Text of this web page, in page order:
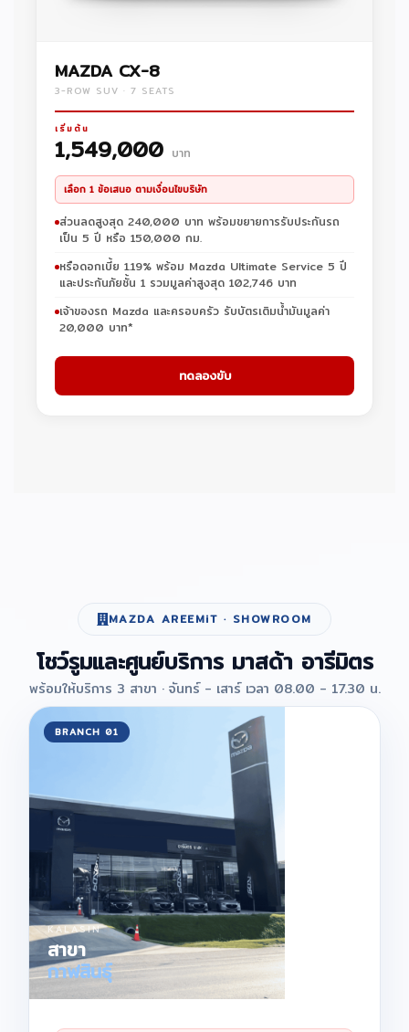
MAZDA CX-8
3-ROW SUV · 7 SEATS
เริ่มต้น
1,549,000 บาท
เลือก 1 ข้อเสนอ ตามเงื่อนไขบริษัท
ส่วนลดสูงสุด 240,000 บาท พร้อมขยายการรับประกันรถ
เป็น 5 ปี หรือ 150,000 กม.
หรือดอกเบี้ย 1.19% พร้อม Mazda Ultimate Service 5 ปี
และประกันภัยชั้น 1 รวมมูลค่าสูงสุด 102,746 บาท
เจ้าของรถ Mazda และครอบครัว รับบัตรเติมน้ำมันมูลค่า
20,000 บาท*
ทดลองขับ
MAZDA AREEMiT · SHOWROOM
โชว์รูมและศูนย์บริการ มาสด้า อารีมิตร
พร้อมให้บริการ 3 สาขา · จันทร์ - เสาร์ เวลา 08.00 - 17.30 น.
BRANCH 01
KALASIN
สาขา
กาฬสินธุ์